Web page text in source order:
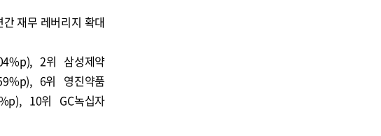
재무 레버리지 확대
2위 삼성제약
6위 영진약품
10위 GC녹십자